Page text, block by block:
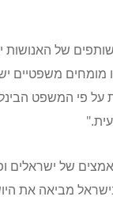
של האנושות
משפטיים
על פי המשפט
של ישראלים
מביאה את